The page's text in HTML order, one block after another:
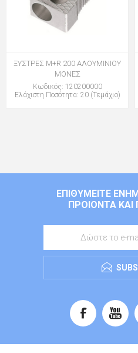
ΞΥΣΤΡΕΣ M+R 200 ΑΛΟΥΜΙΝΙΟΥ
ΜΟΝΕΣ
Κωδικός: 120200000
Ελάχιστη Ποσότητα: 20 (Τεμάχιο)
ΕΠΙΘΥΜΕΊΤΕ
ΠΡΟΙΌΝΤΑ